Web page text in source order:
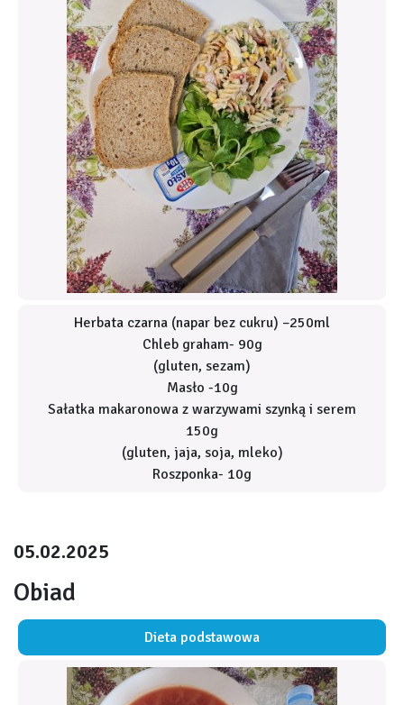
Herbata czarna (napar bez cukru) –250ml
Chleb graham- 90g
(gluten, sezam)
Masło -10g
Sałatka makaronowa z warzywami szynką i serem
150g
(gluten, jaja, soja, mleko)
Roszponka- 10g
05.02.2025
Obiad
Dieta podstawowa